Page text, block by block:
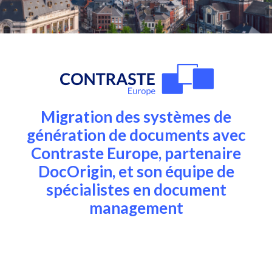
Migration des systèmes de
génération de documents avec
Contraste Europe, partenaire
DocOrigin, et son équipe de
spécialistes en document
management